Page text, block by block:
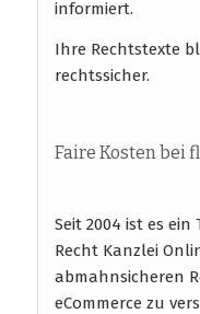
informiert.
Ihre Rechtstexte
rechtssicher.
Faire Kosten bei
Seit 2004 ist es
Recht Kanzlei
abmahnsicheren
eCommerce zu